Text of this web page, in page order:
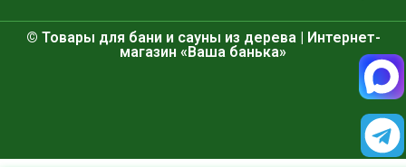
© Товары для бани и сауны из дерева | Интернет-
магазин «Ваша банька»